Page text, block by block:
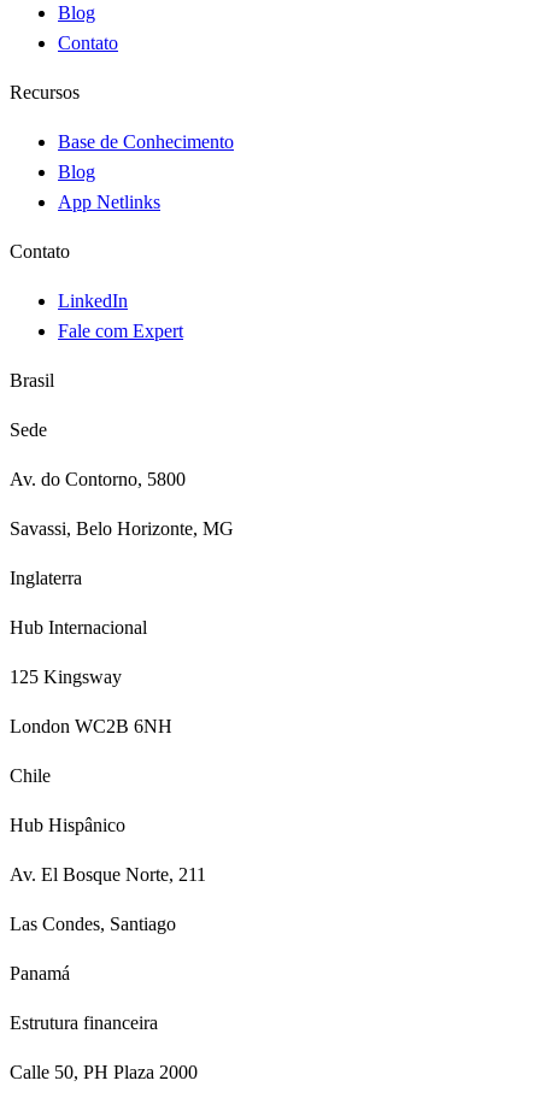
Blog
Contato
Recursos
Base de Conhecimento
Blog
App Netlinks
Contato
LinkedIn
Fale com Expert
Brasil
Sede
Av. do Contorno, 5800
Savassi, Belo Horizonte, MG
Inglaterra
Hub Internacional
125 Kingsway
London WC2B 6NH
Chile
Hub Hispânico
Av. El Bosque Norte, 211
Las Condes, Santiago
Panamá
Estrutura financeira
Calle 50, PH Plaza 2000